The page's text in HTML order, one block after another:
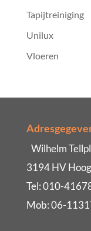
Tapijtreiniging
Unilux
Vloeren
Wilhelm
3194 HV
Tel: 010-
Mob: 06-